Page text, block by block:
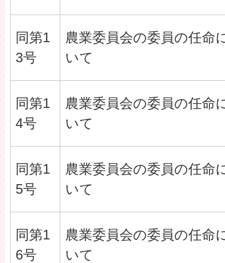
同第1
3号
農業委員会の委員の任命
いて
同第1
4号
農業委員会の委員の任命
いて
同第1
5号
農業委員会の委員の任命
いて
同第1
6号
農業委員会の委員の任命
いて